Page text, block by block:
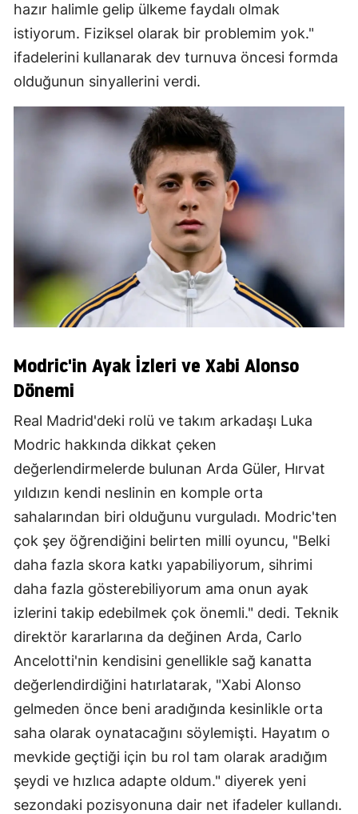
hazır halimle gelip ülkeme faydalı olmak
istiyorum. Fiziksel olarak bir problemim yok."
ifadelerini kullanarak dev turnuva öncesi formda
olduğunun sinyallerini verdi.
Modric'in Ayak İzleri ve Xabi Alonso
Dönemi
Real Madrid'deki rolü ve takım arkadaşı Luka
Modric hakkında dikkat çeken
değerlendirmelerde bulunan Arda Güler, Hırvat
yıldızın kendi neslinin en komple orta
sahalarından biri olduğunu vurguladı. Modric'ten
çok şey öğrendiğini belirten milli oyuncu, "Belki
daha fazla skora katkı yapabiliyorum, sihrimi
daha fazla gösterebiliyorum ama onun ayak
izlerini takip edebilmek çok önemli." dedi. Teknik
direktör kararlarına da değinen Arda, Carlo
Ancelotti'nin kendisini genellikle sağ kanatta
değerlendirdiğini hatırlatarak, "Xabi Alonso
gelmeden önce beni aradığında kesinlikle orta
saha olarak oynatacağını söylemişti. Hayatım o
mevkide geçtiği için bu rol tam olarak aradığım
şeydi ve hızlıca adapte oldum." diyerek yeni
sezondaki pozisyonuna dair net ifadeler kullandı.